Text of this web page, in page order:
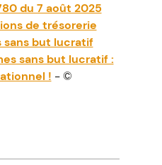
du 7 août 2025
de trésorerie
sans but lucratif
sans but lucratif :
! - ©